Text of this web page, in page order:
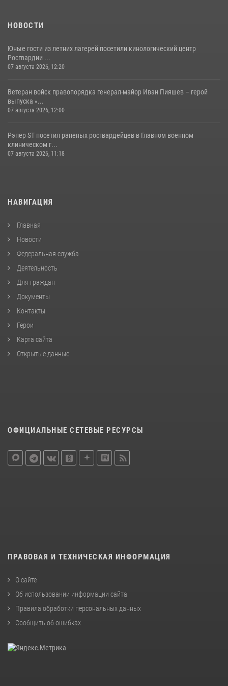
НОВОСТИ
Юные гости из летних лагерей посетили кинологический центр
Росгвардии ...
07 августа 2026, 12:20
Ветеран войск правопорядка генерал-майор Иван Пияшев – герой
выпуска «...
07 августа 2026, 12:00
Рэпер ST посетил раненых росгвардейцев в Главном военном
клиническом г...
07 августа 2026, 11:18
НАВИГАЦИЯ
Главная
Новости
Федеральная служба
Деятельность
Для граждан
Документы
Контакты
Герои
Карта сайта
Открытые данные
ОФИЦИАЛЬНЫЕ СЕТЕВЫЕ РЕСУРСЫ
ПРАВОВАЯ И ТЕХНИЧЕСКАЯ ИНФОРМАЦИЯ
О сайте
Об использовании информации сайта
Правила обработки персональных данных
Сообщить об ошибках